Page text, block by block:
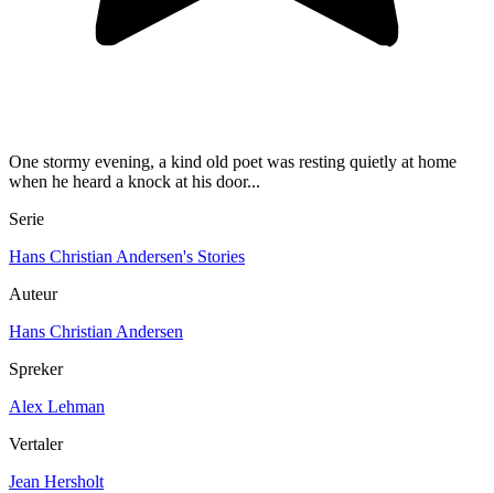
One stormy evening, a kind old poet was resting quietly at home
when he heard a knock at his door...
Serie
Hans Christian Andersen's Stories
Auteur
Hans Christian Andersen
Spreker
Alex Lehman
Vertaler
Jean Hersholt